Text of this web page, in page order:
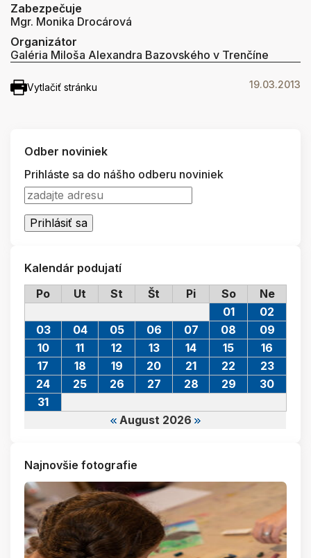
Zabezpečuje
Mgr. Monika Drocárová
Organizátor
Galéria Miloša Alexandra Bazovského v Trenčíne
Vytlačiť stránku 19.03.2013
Odber noviniek
Prihláste sa do nášho odberu noviniek
Kalendár podujatí
Po
Ut St Št Pi So Ne
August 2026
01
02
03
04 05 06 07 08
09
10
11 12 13 14 15
16
17
18 19 20 21 22
23
24
25 26 27 28 29
30
31
Najnovšie fotografie